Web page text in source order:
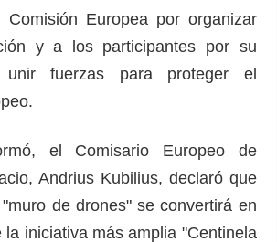
Europea por organizar
y a los participantes por su
unir fuerzas para proteger el
el Comisario Europeo de
Andrius Kubilius, declaró que
de drones" se convertirá en
la iniciativa más amplia "Centinela